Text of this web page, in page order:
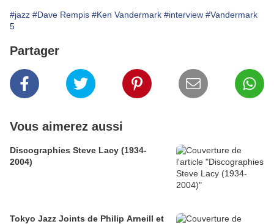
#jazz #Dave Rempis #Ken Vandermark #interview #Vandermark
5
Partager
Vous aimerez aussi
Discographies Steve Lacy (1934-
2004)
Tokyo Jazz Joints de Philip Arneill et